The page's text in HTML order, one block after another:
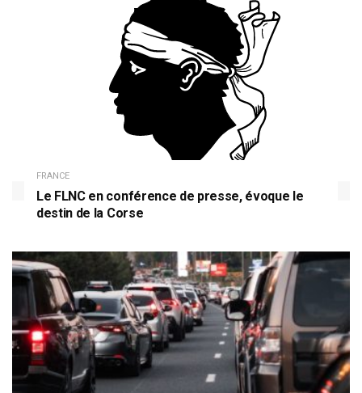
FRANCE
Le FLNC en conférence de presse, évoque le
destin de la Corse